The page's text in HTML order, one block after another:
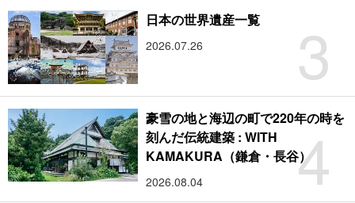
3
日本の世界遺産一覧
2026.07.26
4
豪雪の地と海辺の町で220年の時を
刻んだ伝統建築 : WITH
KAMAKURA（鎌倉・長谷）
2026.08.04